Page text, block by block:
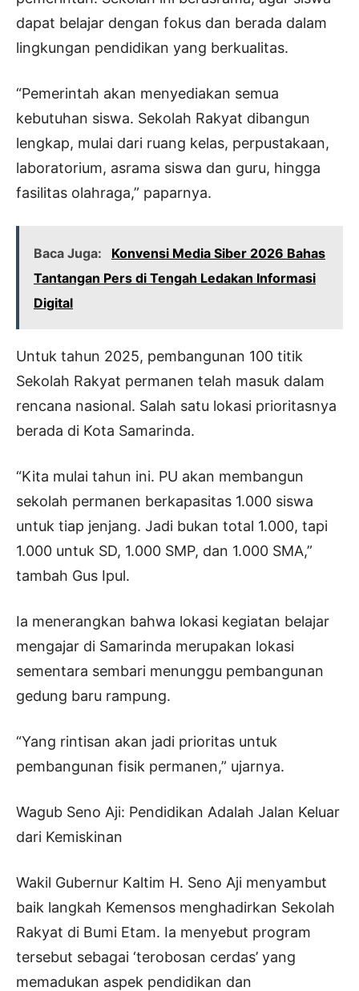
dapat belajar dengan fokus dan berada dalam
lingkungan pendidikan yang berkualitas.
“Pemerintah akan menyediakan semua
kebutuhan siswa. Sekolah Rakyat dibangun
lengkap, mulai dari ruang kelas, perpustakaan,
laboratorium, asrama siswa dan guru, hingga
fasilitas olahraga,” paparnya.
Baca Juga:
Konvensi Media Siber 2026 Bahas
Tantangan Pers di Tengah Ledakan Informasi
Digital
Untuk tahun 2025, pembangunan 100 titik
Sekolah Rakyat permanen telah masuk dalam
rencana nasional. Salah satu lokasi prioritasnya
berada di Kota Samarinda.
“Kita mulai tahun ini. PU akan membangun
sekolah permanen berkapasitas 1.000 siswa
untuk tiap jenjang. Jadi bukan total 1.000, tapi
1.000 untuk SD, 1.000 SMP, dan 1.000 SMA,”
tambah Gus Ipul.
Ia menerangkan bahwa lokasi kegiatan belajar
mengajar di Samarinda merupakan lokasi
sementara sembari menunggu pembangunan
gedung baru rampung.
“Yang rintisan akan jadi prioritas untuk
pembangunan fisik permanen,” ujarnya.
Wagub Seno Aji: Pendidikan Adalah Jalan Keluar
dari Kemiskinan
Wakil Gubernur Kaltim H. Seno Aji menyambut
baik langkah Kemensos menghadirkan Sekolah
Rakyat di Bumi Etam. Ia menyebut program
tersebut sebagai ‘terobosan cerdas’ yang
memadukan aspek pendidikan dan